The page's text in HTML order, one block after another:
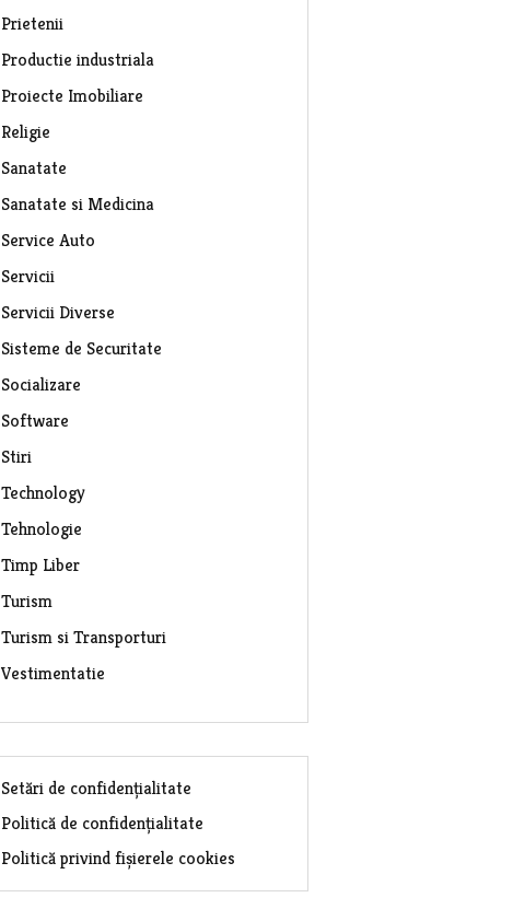
Prietenii
Productie industriala
Proiecte Imobiliare
Religie
Sanatate
Sanatate si Medicina
Service Auto
Servicii
Servicii Diverse
Sisteme de Securitate
Socializare
Software
Stiri
Technology
Tehnologie
Timp Liber
Turism
Turism si Transporturi
Vestimentatie
Setări de confidențialitate
Politică de confidențialitate
Politică privind fișierele cookies